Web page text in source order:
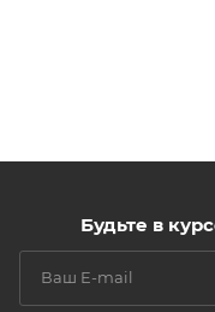
Будьте в